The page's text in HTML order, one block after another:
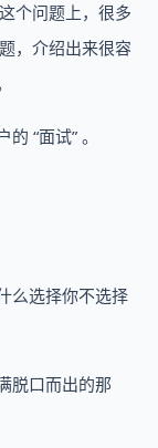
个问题上，很多
，介绍出来很容
“面试” 。
么选择你不选择
脱口而出的那